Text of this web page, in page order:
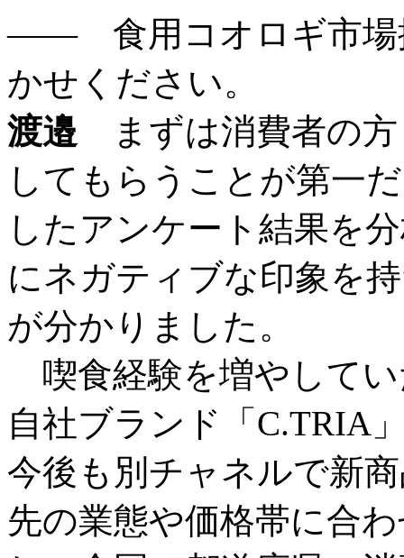
―― 食用コオロギ市場
かせください。
渡邉 まずは消費者の方
してもらうことが第一
したアンケート結果を
にネガティブな印象を
が分かりました。
喫食経験を増やして
自社ブランド「C.TRIA
今後も別チャネルで新
先の業態や価格帯に合